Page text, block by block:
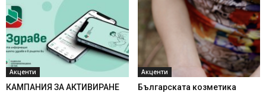
Акценти
КАМПАНИЯ ЗА АКТИВИРАНЕ
Акценти
Българската козметика